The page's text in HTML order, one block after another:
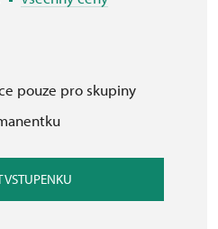
pouze pro skupiny
VSTUPENKU